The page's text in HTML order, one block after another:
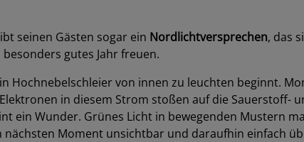
seinen Gästen sogar ein Nordlichtversprechen, das
gutes Jahr freuen.
Hochnebelschleier von innen zu leuchten beginnt.
in diesem Strom stoßen auf die Sauerstoff-
ein Wunder. Grünes Licht in bewegenden Mustern
Moment unsichtbar und daraufhin einfach